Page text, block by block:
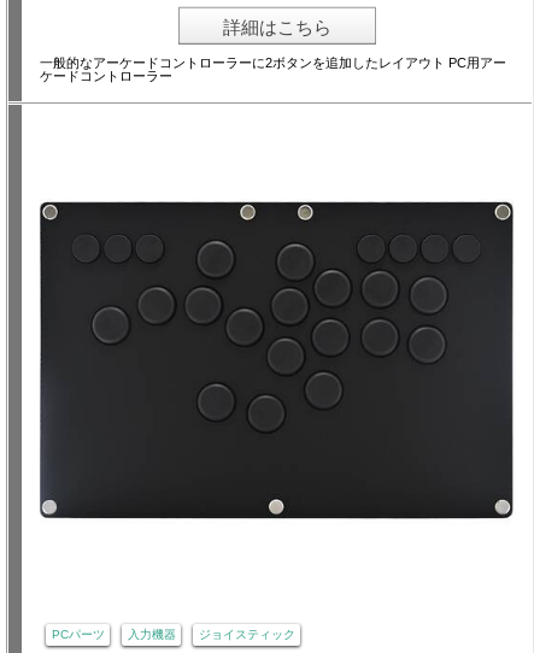
詳細はこちら
一般的なアーケードコントローラーに2ボタンを追加したレイアウト PC用アー
ケードコントローラー
PCパーツ 入力機器 ジョイスティック